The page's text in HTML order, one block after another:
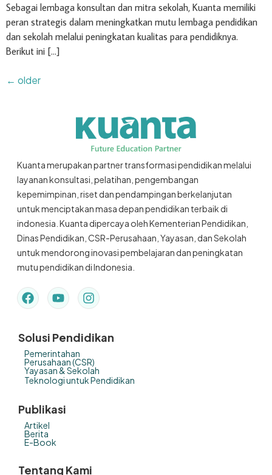
Sebagai lembaga konsultan dan mitra sekolah, Kuanta memiliki
peran strategis dalam meningkatkan mutu lembaga pendidikan
dan sekolah melalui peningkatan kualitas para pendidiknya.
Berikut ini […]
← older
Kuanta merupakan partner transformasi pendidikan melalui
layanan konsultasi, pelatihan, pengembangan
kepemimpinan, riset dan pendampingan berkelanjutan
untuk menciptakan masa depan pendidikan terbaik di
indonesia. Kuanta dipercaya oleh Kementerian Pendidikan,
Dinas Pendidikan, CSR-Perusahaan, Yayasan, dan Sekolah
untuk mendorong inovasi pembelajaran dan peningkatan
mutu pendidikan di Indonesia.
Solusi Pendidikan
Pemerintahan
Perusahaan (CSR)
Yayasan & Sekolah
Teknologi untuk Pendidikan
Publikasi
Artikel
Berita
E-Book
Tentang Kami